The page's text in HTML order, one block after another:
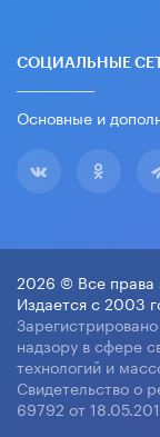
СОЦИАЛЬНЫЕ
Основные и
2026 © Все права
Издается с 2003
надзору в сфере
технологий и
Свидетельство
69792 от